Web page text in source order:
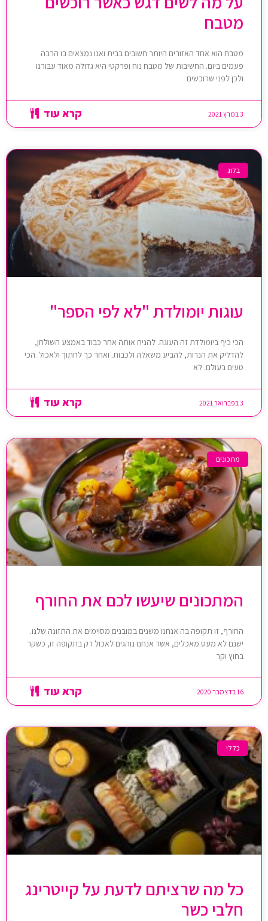
מטבח
מטבח הוא אחד האזורים היותר חשובים בבית ואנו נמצאים בו הרבה
פעמים ביום. החשיבות של מטבח נוח ופרקטי היא גדולה מאוד עבורנו
ולכן לפני שרוכשים
קרא עוד 3 במרץ 2021
בלוג
עוגות יומולדת "לא לפי הספר"
הכי כיף ביומולדת זה העוגה. להניח אותה אחר כבוד באמצע השולחן,
להדליק את הנרות, להביע משאלה ולכבות. ואחר כך לחתוך ולאכול. הכי
טעים בעולם. לא
קרא עוד 3 בפברואר 2021
מתכונים
המתכונים שיעשו לכם את החורף
החורף, זו תקופה בה אנחנו משנים במובנים מסוימים את התזונה שלנו.
ישנם לא מעט מאכלים, אשר אנחנו נוהגים לאכול רק בתקופה זו, כשקר
בחוץ וקר
קרא עוד 16 בדצמבר 2020
כללי
כל מה שרציתם לדעת על קייטרינג
חלבי כשר